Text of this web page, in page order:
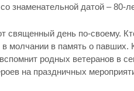
знаменательной датой – 80-
священный день по-своему.
в молчании в память о павших.
родных ветеранов в
на праздничных